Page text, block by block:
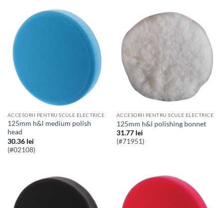
ACCESORII PENTRU SCULE ELECTRICE
125mm h&l medium polish
head
30.36 lei
(#02108)
ACCESORII PENTRU SCULE ELECTRICE
125mm h&l polishing bonnet
31.77 lei
(#71951)